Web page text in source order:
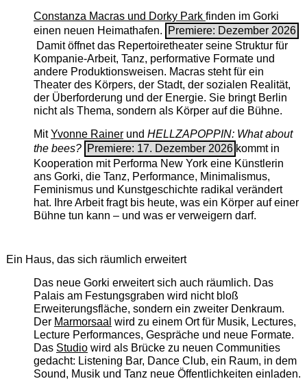
Constanza Macras und Dorky Park finden im Gorki
einen neuen Heimathafen.
Premiere: Dezember 2026
Damit öffnet das Repertoiretheater seine Struktur für
Kompanie-Arbeit, Tanz, performative Formate und
andere Produktionsweisen. Macras steht für ein
Theater des Körpers, der Stadt, der sozialen Realität,
der Überforderung und der Energie. Sie bringt Berlin
nicht als Thema, sondern als Körper auf die Bühne.
MitYvonne Rainerund HELLZAPOPPIN: What about
the bees? Premiere: 17. Dezember 2026 kommt in
Kooperation mit Performa New York eine Künstlerin
ans Gorki, die Tanz, Performance, Minimalismus,
Feminismus und Kunstgeschichte radikal verändert
hat. Ihre Arbeit fragt bis heute, was ein Körper auf einer
Bühne tun kann – und was er verweigern darf.
Ein Haus, das sich räumlich erweitert
Das neue Gorki erweitert sich auch räumlich. Das
Palais am Festungsgraben wird nicht bloß
Erweiterungsfläche, sondern ein zweiter Denkraum.
Der Marmorsaal wird zu einem Ort für Musik, Lectures,
Lecture Performances, Gespräche und neue Formate.
Das Studiowird als Brücke zu neuen Communities
gedacht: Listening Bar, Dance Club, ein Raum, in dem
Sound, Musik und Tanz neue Öffentlichkeiten einladen.